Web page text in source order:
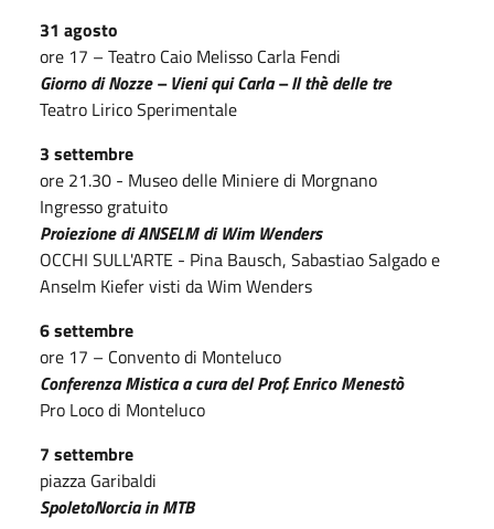
31 agosto
ore 17 – Teatro Caio Melisso Carla Fendi
Giorno di Nozze – Vieni qui Carla – Il thè delle tre
Teatro Lirico Sperimentale
3 settembre
ore 21.30 - Museo delle Miniere di Morgnano
Ingresso gratuito
Proiezione di ANSELM di Wim Wenders
OCCHI SULL'ARTE - Pina Bausch, Sabastiao Salgado e
Anselm Kiefer visti da Wim Wenders
6 settembre
ore 17 – Convento di Monteluco
Conferenza Mistica a cura del Prof. Enrico Menestò
Pro Loco di Monteluco
7 settembre
piazza Garibaldi
SpoletoNorcia in MTB